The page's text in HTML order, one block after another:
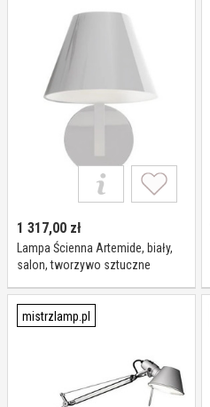
1 317,00 zł
Lampa Ścienna Artemide, biały,
salon, tworzywo sztuczne
mistrzlamp.pl